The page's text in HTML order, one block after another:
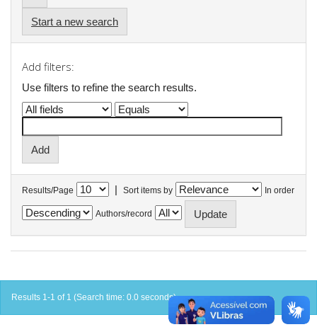
Start a new search
Add filters:
Use filters to refine the search results.
Results/Page | Sort items by In order
Authors/record
Results 1-1 of 1 (Search time: 0.0 seconds).